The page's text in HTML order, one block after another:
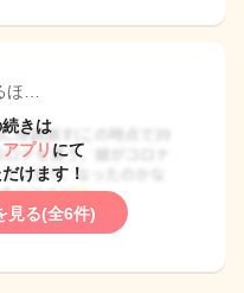
ほ…
きは
プリ にて
けます！
見る(全6件)